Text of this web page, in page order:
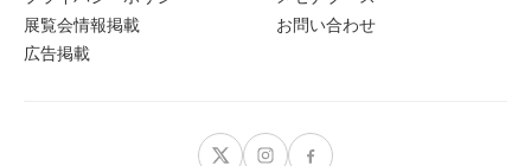
展覧会情報掲載
広告掲載
お問い合わせ